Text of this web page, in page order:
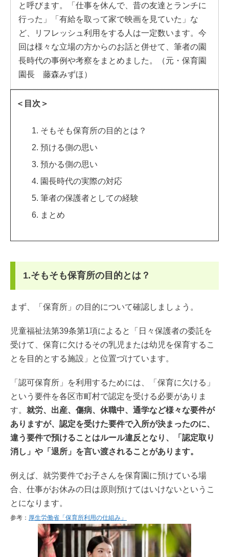
と呼びます。「仕事を休んで、昔の友達とランチに
行った」「有給を取って家で映画を見ていた」な
ど、リフレッシュ利用をする人は一定数います。今
回は様々な立場の方からのお話と併せて、筆者の園
長時代の事例や考察をまとめました。（元・保育園
園長 藤森みずほ）
＜目次＞
そもそも保育所の目的とは？
預ける側の思い
預かる側の思い
園長時代の実際の対応
筆者の保護者としての経験
まとめ
1.そもそも保育所の目的とは？
まず、「保育所」の目的について確認しましょう。
児童福祉法第39条第1項によると「日々保護者の委託を
受けて、保育に欠けるその乳児または幼児を保育するこ
とを目的とする施設」と位置づけています。
「認可保育所」を利用するためには、「保育に欠ける」
という要件を各区市町村で認定を受ける必要がありま
す。 就労、出産、傷病、休職中、通学など様々な要件が
ありますが、認定を受けた要件で入所が決まったのに、
違う要件で預けることはルール違反となり、「認定取り
消し」や「退所」を言い渡されることがあります。
例えば、就労要件でお子さんを保育園に預けている場
合、仕事がお休みの日は原則預けてはいけないというこ
とになります。
参考： 厚生労働省「保育所利用の仕組み」